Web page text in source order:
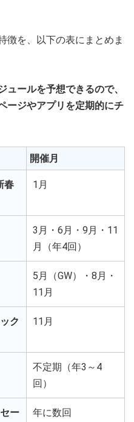
徴を、以下の表にまとめま
ールを予想できるので、
ージやアプリを定期的にチ
開催月
春
1月
3月・6月・9月・11
月（年4回）
5月（GW）・8月・
11月
ク
11月
不定期（年3～4
回）
ー
年に数回